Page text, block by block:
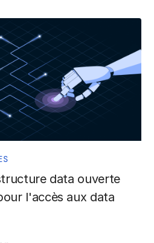
data ouverte
l'accès aux data